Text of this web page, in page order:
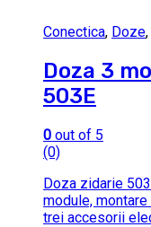
Conectica, Doze,
Doza 3
503E
0 out of 5
(0)
Doza zidarie
module,
trei accesorii